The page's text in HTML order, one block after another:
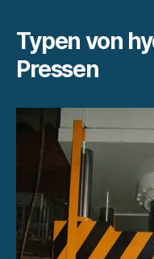
Typen von
Pressen